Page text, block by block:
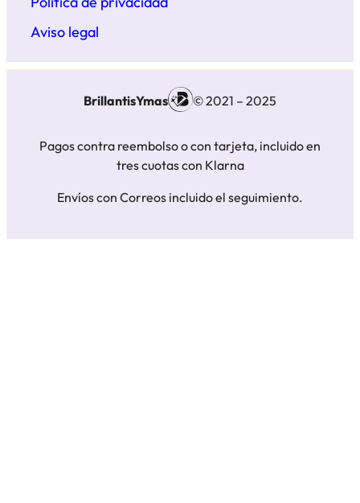
Aviso legal
BrillantisYmas © 2021 – 2025
Pagos contra reembolso o con tarjeta, incluido en
tres cuotas con Klarna
Envíos con Correos incluido el seguimiento.